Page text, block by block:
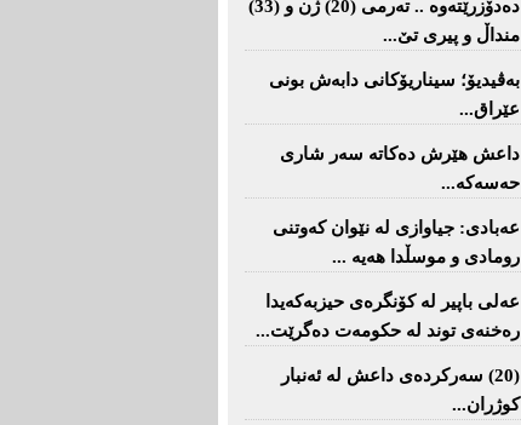
دەدۆزرێتەوە .. تەرمی (20) ژن و (33)
منداڵ و پیری تێ...
بەڤیدیۆ؛ سیناریۆکانی دابەش بونی
عێراق...
داعش هێرش دەکاتە سەر شاری
حەسەکە...
عه‌بادی: جیاوازی له‌ نێوان کەوتنی
رومادی و موسڵدا هه‌یه‌ ...
عەلی باپیر لە کۆنگرەی حیزبەکەیدا
رەخنەی توند لە حکومەت دەگرێت...
(20) سه‌ركرده‌ی داعش لە ئەنبار
کوژران...